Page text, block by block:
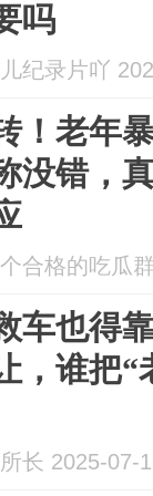
吗
纪录片吖
！老年
没错，
合格的吃瓜
车也得
，谁把“
长 2025-07-